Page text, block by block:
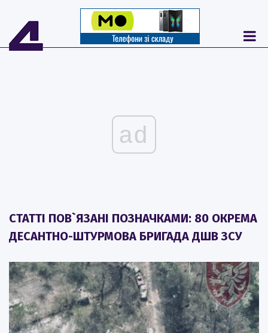
ad
СТАТТІ ПОВ`ЯЗАНІ ПОЗНАЧКАМИ: 80 ОКРЕМА
ДЕСАНТНО-ШТУРМОВА БРИГАДА ДШВ ЗСУ